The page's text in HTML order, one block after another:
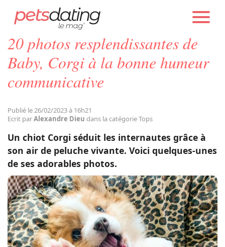
Chien
Faits Divers
Emotion
Tops
Sauvetages
Conso
PETS DATING ACTUALITÉS TOPS
20 photos resplendissantes de
Baby, Corgi à la bonne humeur
communicative
Publié le 26/02/2023 à 16h21
Ecrit parAlexandre Dieu dans la catégorie Tops
Un chiot Corgi séduit les internautes grâce à
son air de peluche vivante. Voici quelques-unes
de ses adorables photos.